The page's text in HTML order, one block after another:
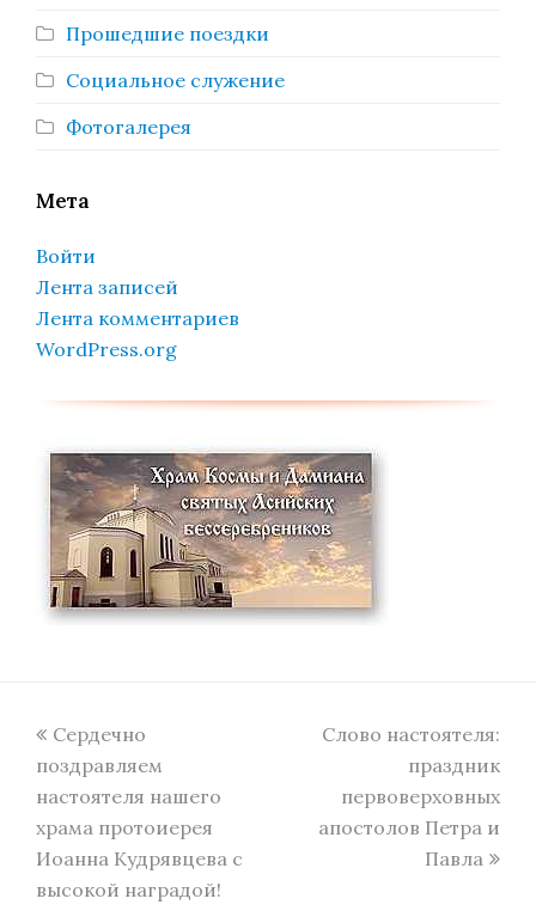
Прошедшие поездки
Социальное служение
Фотогалерея
Мета
Войти
Лента записей
Лента комментариев
WordPress.org
previous
post:
Сердечно
поздравляем
настоятеля нашего
храма протоиерея
Иоанна Кудрявцева с
высокой наградой!
next
Слово настоятеля:
праздник
первоверховных
апостолов Петра и
Павла